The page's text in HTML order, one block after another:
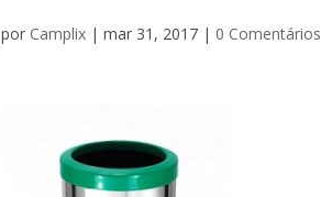
por Camplix |mar 31, 2017 | 0 Comentários